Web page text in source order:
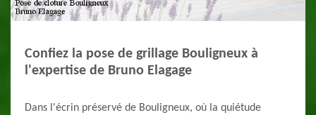
Confiez la pose de grillage Bouligneux à
l'expertise de Bruno Elagage
Dans l'écrin préservé de Bouligneux, où la quiétude